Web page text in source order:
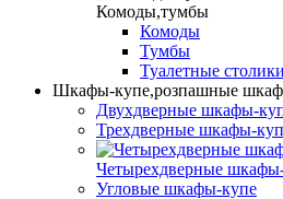
Комоды,тумбы
Комоды
Тумбы
Туалетные столики
Шкафы-купе,розпашные
Двухдверные шкафы-
Трехдверные шкафы-
Четырехдверные
Угловые шкафы-купе